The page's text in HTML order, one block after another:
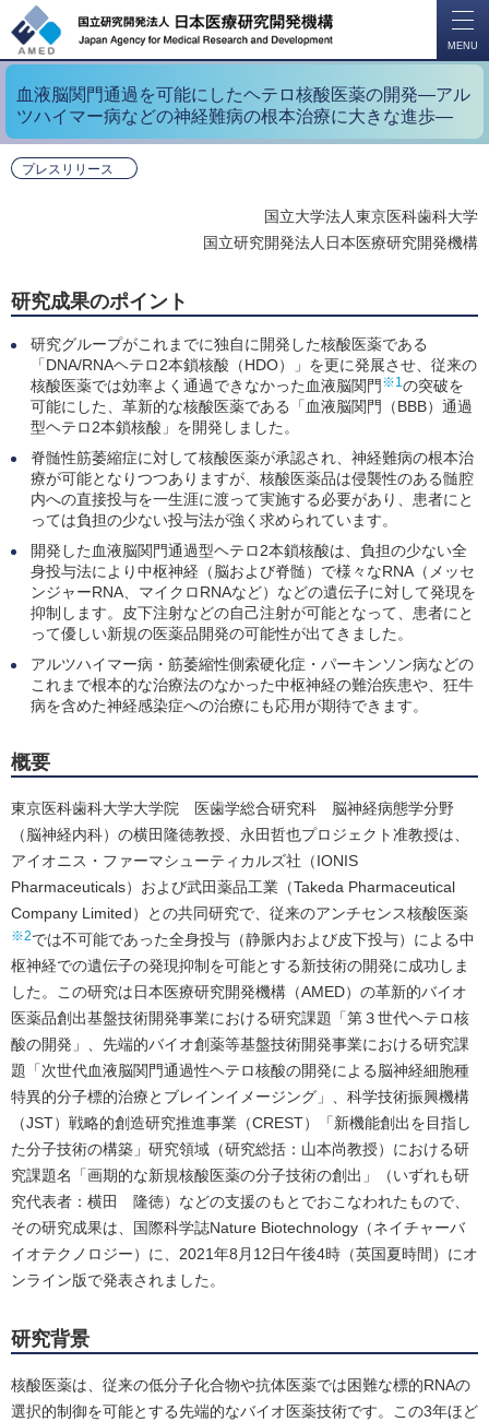
MENU
血液脳関門通過を可能にしたヘテロ核酸医薬の開発―アル
ツハイマー病などの神経難病の根本治療に大きな進歩―
プレスリリース
国立大学法人東京医科歯科大学
国立研究開発法人日本医療研究開発機構
研究成果のポイント
研究グループがこれまでに独自に開発した核酸医薬である
「DNA/RNAヘテロ2本鎖核酸（HDO）」を更に発展させ、従来の
核酸医薬では効率よく通過できなかった血液脳関門 ※1の突破を
可能にした、革新的な核酸医薬である「血液脳関門（BBB）通過
型ヘテロ2本鎖核酸」を開発しました。
脊髄性筋萎縮症に対して核酸医薬が承認され、神経難病の根本治
療が可能となりつつありますが、核酸医薬品は侵襲性のある髄腔
内への直接投与を一生涯に渡って実施する必要があり、患者にと
っては負担の少ない投与法が強く求められています。
開発した血液脳関門通過型ヘテロ2本鎖核酸は、負担の少ない全
身投与法により中枢神経（脳および脊髄）で様々なRNA（メッセ
ンジャーRNA、マイクロRNAなど）などの遺伝子に対して発現を
抑制します。皮下注射などの自己注射が可能となって、患者にと
って優しい新規の医薬品開発の可能性が出てきました。
アルツハイマー病・筋萎縮性側索硬化症・パーキンソン病などの
これまで根本的な治療法のなかった中枢神経の難治疾患や、狂牛
病を含めた神経感染症への治療にも応用が期待できます。
概要
東京医科歯科大学大学院 医歯学総合研究科 脳神経病態学分野
（脳神経内科）の横田隆徳教授、永田哲也プロジェクト准教授は、
アイオニス・ファーマシューティカルズ社（IONIS
Pharmaceuticals）および武田薬品工業（Takeda Pharmaceutical
Company Limited）との共同研究で、従来のアンチセンス核酸医薬
※2では不可能であった全身投与（静脈内および皮下投与）による中
枢神経での遺伝子の発現抑制を可能とする新技術の開発に成功しま
した。この研究は日本医療研究開発機構（AMED）の革新的バイオ
医薬品創出基盤技術開発事業における研究課題「第３世代ヘテロ核
酸の開発」、先端的バイオ創薬等基盤技術開発事業における研究課
題「次世代血液脳関門通過性ヘテロ核酸の開発による脳神経細胞種
特異的分子標的治療とブレインイメージング」、科学技術振興機構
（JST）戦略的創造研究推進事業（CREST）「新機能創出を目指し
た分子技術の構築」研究領域（研究総括：山本尚教授）における研
究課題名「画期的な新規核酸医薬の分子技術の創出」（いずれも研
究代表者：横田 隆徳）などの支援のもとでおこなわれたもので、
その研究成果は、国際科学誌Nature Biotechnology（ネイチャーバ
イオテクノロジー）に、2021年8月12日午後4時（英国夏時間）にオ
ンライン版で発表されました。
研究背景
核酸医薬は、従来の低分子化合物や抗体医薬では困難な標的RNAの
選択的制御を可能とする先端的なバイオ医薬技術です。この3年ほど